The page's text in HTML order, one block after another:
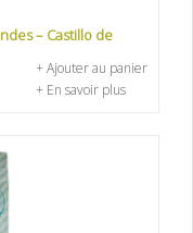
– Castillo de
+ Ajouter au panier
+ En savoir plus